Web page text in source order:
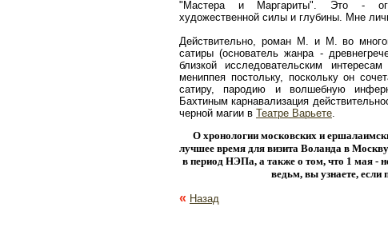
"Мастера и Маргариты". Это -
художественной силы и глубины. Мне
Действительно, роман М. и М. во
сатиры (основатель жанра -
близкой исследовательским
мениппея постольку, поскольку он
сатиру, пародию и волшебную
Бахтиным карнавализация
черной магии в Театре Варьете
О хронологии московских и
лучшее время для визита Воланда в
в период НЭПа, а также о том, что 1 мая -
ведьм, вы узнаете, если
« Назад